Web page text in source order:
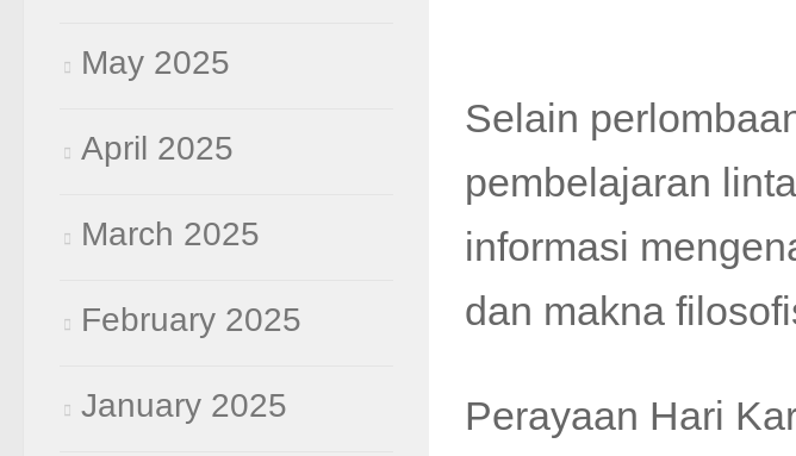
Selain
pembelajaran
informasi
dan makna
Perayaan Hari
May 2025
April 2025
March 2025
February 2025
January 2025